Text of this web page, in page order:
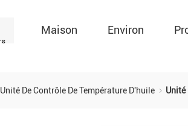
Maison Environ
Unité De Contrôle De Température D'huile Unité